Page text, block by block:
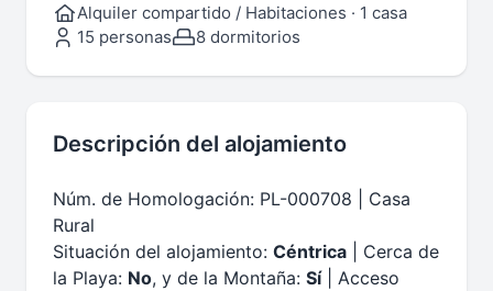
Alquiler compartido / Habitaciones · 1 casa
15 personas
8 dormitorios
Descripción del alojamiento
Núm. de Homologación: PL-000708 | Casa
Rural
Situación del alojamiento: Céntrica | Cerca de
la Playa: No, y de la Montaña: Sí| Acceso